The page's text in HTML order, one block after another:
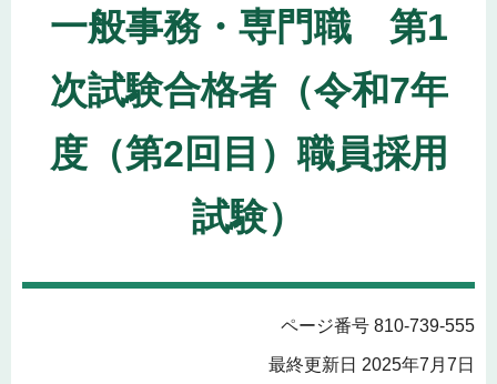
一般事務・専門職 第1
次試験合格者（令和7年
度（第2回目）職員採用
試験）
ページ番号 810-739-555
最終更新日 2025年7月7日